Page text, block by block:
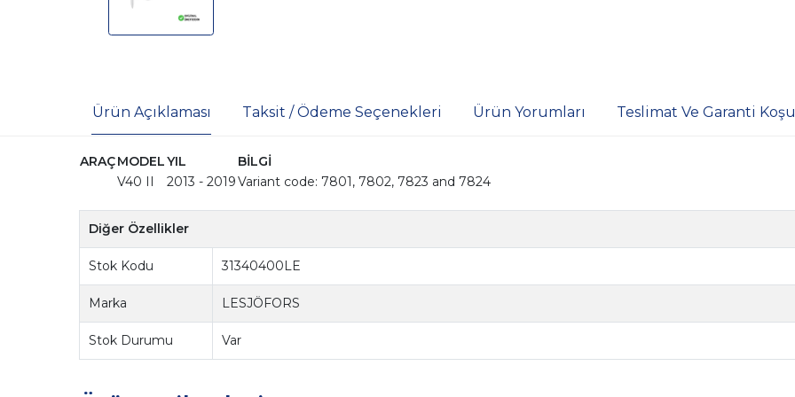
Ürün Açıklaması Taksit / Ödeme Seçenekleri Ürün Yorumları Teslimat Ve Garanti
ARAÇMODELYIL
BİLGİ
V40 II
2013 - 2019Variant code: 7801, 7802, 7823 and 7824
Diğer Özellikler
Stok Kodu 31340400LE
Marka LESJÖFORS
Stok Durumu Var